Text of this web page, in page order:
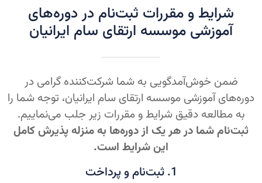
شرایط و مقررات ثبت‌نام در دوره‌های
آموزشی موسسه ارتقای سام ایرانیان
ضمن خوش‌آمدگویی به شما شرکت‌کننده گرامی در
دوره‌های آموزشی موسسه ارتقای سام ایرانیان، توجه شما را
به مطالعه دقیق شرایط و مقررات زیر جلب می‌نماییم.
ثبت‌نام شما در هر یک از دوره‌ها به منزله پذیرش کامل
این شرایط است.
1. ثبت‌نام و پرداخت